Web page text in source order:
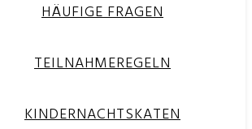
HÄUFIGE FRAGEN
TEILNAHMEREGELN
KINDERNACHTSKATEN